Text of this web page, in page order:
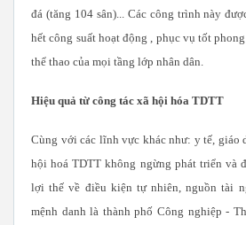
đá (tăng 104 sân)... Các công trình này
hết công suất hoạt động , phục vụ tốt
thể thao của mọi tầng lớp nhân dân.
Hiệu quả từ công tác xã hội hóa TDTT
Cùng với các lĩnh vực khác như: y tế, giáo
hội hoá TDTT không ngừng phát triển và
lợi thế về điều kiện tự nhiên, nguồn tài
mệnh danh là thành phố Công nghiệp -